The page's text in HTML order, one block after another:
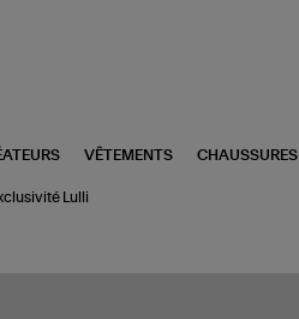
VÊTEMENTS CHAUSSURES
Lulli